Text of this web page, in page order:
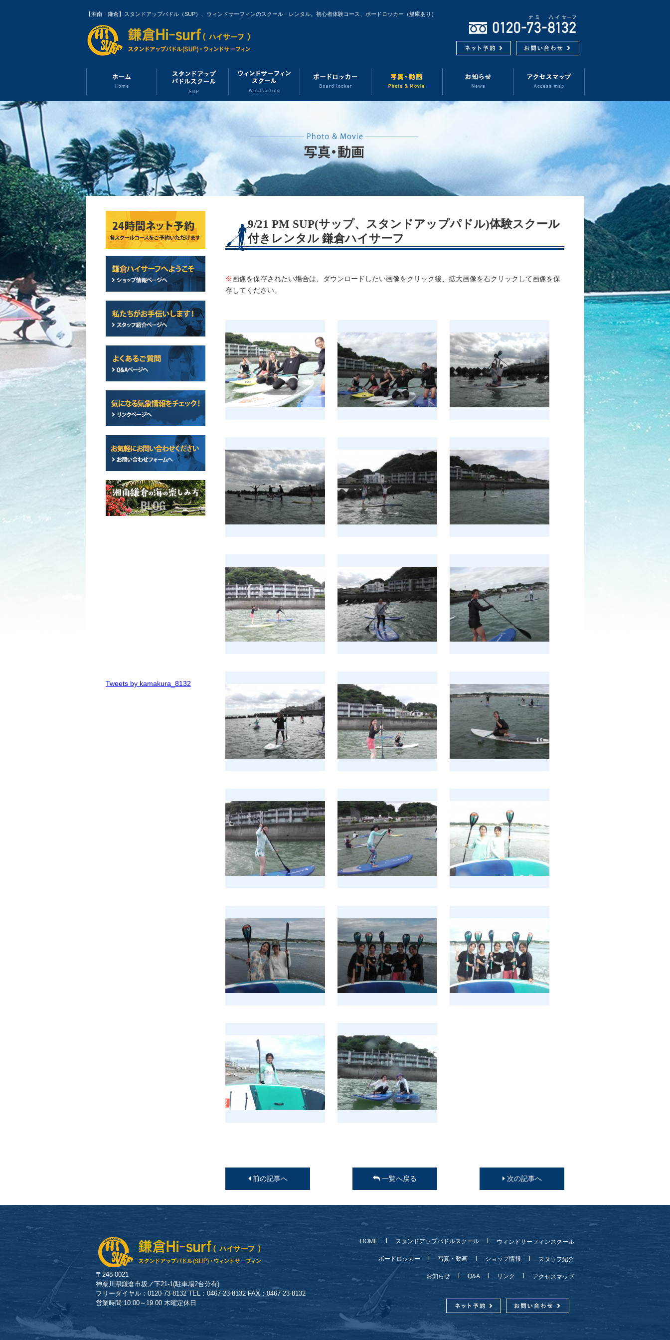
【湘南・鎌倉】スタンドアップパドル（SUP）、ウィンドサーフィンのスクール・レンタル。初心者体験コース、ボードロッカー（艇庫あり）
9/21 PM SUP(サップ、スタンドアップパドル)体験スクール
付きレンタル 鎌倉ハイサーフ
※画像を保存されたい場合は、ダウンロードしたい画像をクリック後、拡大画像を右クリックして画像を保
存してください。
前の記事へ 一覧へ戻る 次の記事へ
Tweets by kamakura_8132
〒248-0021
神奈川県鎌倉市坂ノ下21-1(駐車場2台分有)
フリーダイヤル：0120-73-8132 TEL：0467-23-8132 FAX：0467-23-8132
営業時間:10:00～19:00 木曜定休日
HOME スタンドアップパドルスクール ウィンドサーフィンスクール
ボードロッカー 写真・動画 ショップ情報 スタッフ紹介
お知らせ Q&A リンク アクセスマップ